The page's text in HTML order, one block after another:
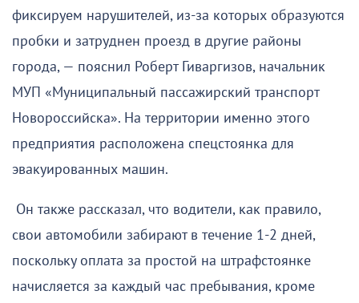
фиксируем нарушителей, из-за которых образуются
пробки и затруднен проезд в другие районы
города, — пояснил Роберт Гиваргизов, начальник
МУП «Муниципальный пассажирский транспорт
Новороссийска». На территории именно этого
предприятия расположена спецстоянка для
эвакуированных машин.
Он также рассказал, что водители, как правило,
свои автомобили забирают в течение 1-2 дней,
поскольку оплата за простой на штрафстоянке
начисляется за каждый час пребывания, кроме